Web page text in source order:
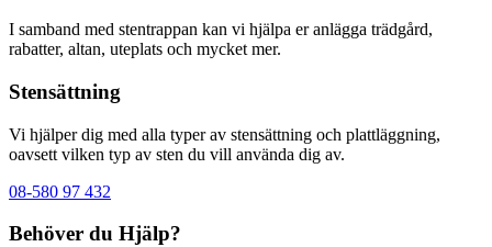
I samband med stentrappan kan vi hjälpa er anlägga trädgård,
rabatter, altan, uteplats och mycket mer.
Stensättning
Vi hjälper dig med alla typer av stensättning och plattläggning,
oavsett vilken typ av sten du vill använda dig av.
08-580 97 432
Behöver du Hjälp?